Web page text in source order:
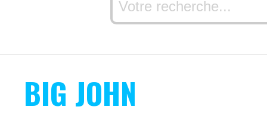
BIG JOHN